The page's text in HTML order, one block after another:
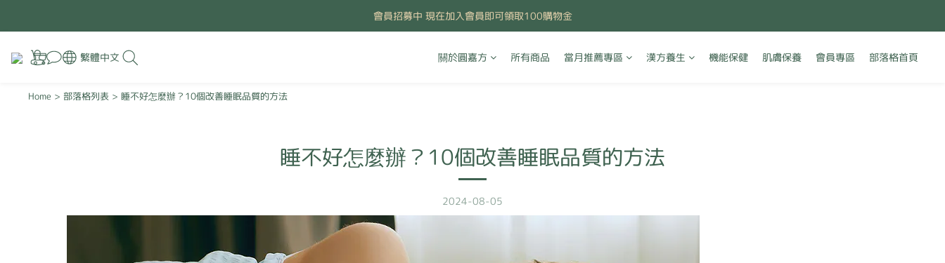
會員招募中 現在加入會員即可領取100購物金
關於圓嘉方 所有商品 當月推薦專區 漢方養生 機能保健 肌膚保養 會員專區 部落格首頁
繁體中文
Home > 部落格列表 > 睡不好怎麼辦？10個改善睡眠品質的方法
睡不好怎麼辦？10個改善睡眠品質的方法
2024-08-05